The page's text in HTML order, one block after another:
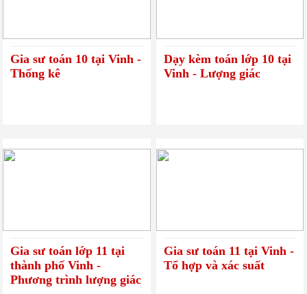
Gia sư toán 10 tại Vinh -
Thống kê
Dạy kèm toán lớp 10 tại
Vinh - Lượng giác
Gia sư toán lớp 11 tại
thành phố Vinh -
Phương trình lượng giác
Gia sư toán 11 tại Vinh -
Tổ hợp và xác suất